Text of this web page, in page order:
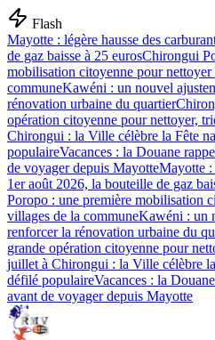
Flash
Mayotte : légère hausse des
de gaz baisse à 25 eurosChirongui
mobilisation citoyenne pour nettoyer
communeKawéni : un nouvel
rénovation urbaine du quartier
opération citoyenne pour nettoyer,
Chirongui : la Ville célèbre la Fête
populaireVacances : la Douane
de voyager depuis MayotteMayotte :
1er août 2026, la bouteille de gaz
Poropo : une première mobilisation
villages de la communeKawéni : un
renforcer la rénovation urbaine du
grande opération citoyenne pour
juillet à Chirongui : la Ville célèbre
défilé populaireVacances : la
avant de voyager depuis Mayotte